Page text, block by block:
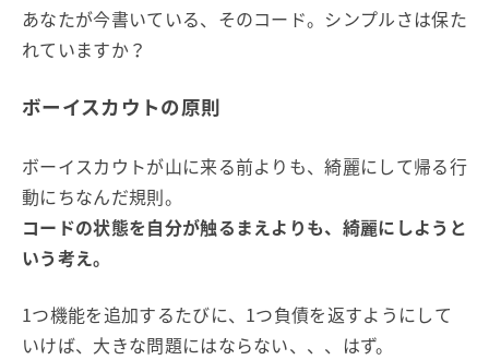
あなたが今書いている、そのコード。シンプルさは保た
れていますか？
ボーイスカウトの原則
ボーイスカウトが山に来る前よりも、綺麗にして帰る行
動にちなんだ規則。
コードの状態を自分が触るまえよりも、綺麗にしようと
いう考え。
1つ機能を追加するたびに、1つ負債を返すようにして
いけば、大きな問題にはならない、、、はず。